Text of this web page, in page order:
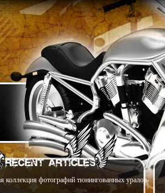
коллекция фотографий тюнингованных уралов